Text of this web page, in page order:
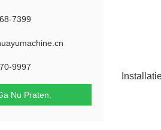
7399
9997
Nu Praten.